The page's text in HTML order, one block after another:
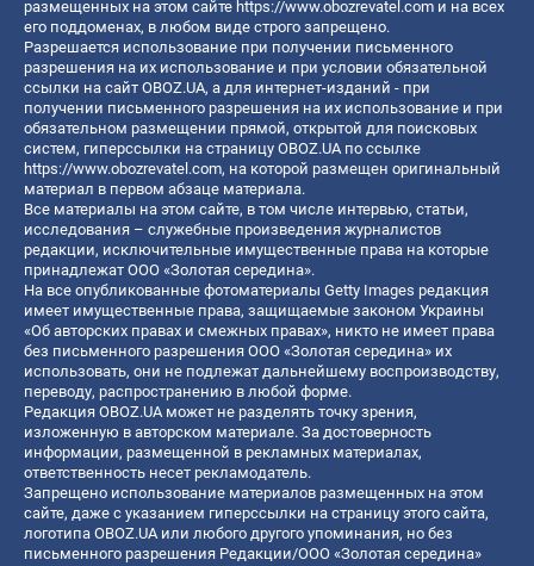
размещенных на этом сайте https://www.obozrevatel.com и на всех
его поддоменах, в любом виде строго запрещено.
Разрешается использование при получении письменного
разрешения на их использование и при условии обязательной
ссылки на сайт OBOZ.UA, а для интернет-изданий - при
получении письменного разрешения на их использование и при
обязательном размещении прямой, открытой для поисковых
систем, гиперссылки на страницу OBOZ.UA по ссылке
https://www.obozrevatel.com, на которой размещен оригинальный
материал в первом абзаце материала.
Все материалы на этом сайте, в том числе интервью, статьи,
исследования – служебные произведения журналистов
редакции, исключительные имущественные права на которые
принадлежат ООО «Золотая середина».
На все опубликованные фотоматериалы Getty Images редакция
имеет имущественные права, защищаемые законом Украины
«Об авторских правах и смежных правах», никто не имеет права
без письменного разрешения ООО «Золотая середина» их
использовать, они не подлежат дальнейшему воспроизводству,
переводу, распространению в любой форме.
Редакция OBOZ.UA может не разделять точку зрения,
изложенную в авторском материале. За достоверность
информации, размещенной в рекламных материалах,
ответственность несет рекламодатель.
Запрещено использование материалов размещенных на этом
сайте, даже с указанием гиперссылки на страницу этого сайта,
логотипа OBOZ.UA или любого другого упоминания, но без
письменного разрешения Редакции/ООО «Золотая середина»